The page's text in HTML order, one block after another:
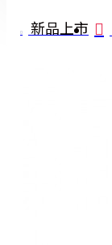
新品上市